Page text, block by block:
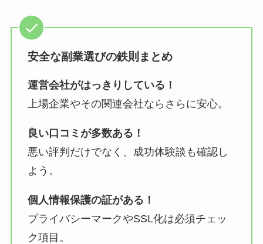
安全な副業選びの鉄則まとめ
運営会社がはっきりしている！
上場企業やその関連会社ならさらに安心。
良い口コミが多数ある！
悪い評判だけでなく、成功体験談も確認し
よう。
個人情報保護の証がある！
プライバシーマークやSSL化は必須チェッ
ク項目。